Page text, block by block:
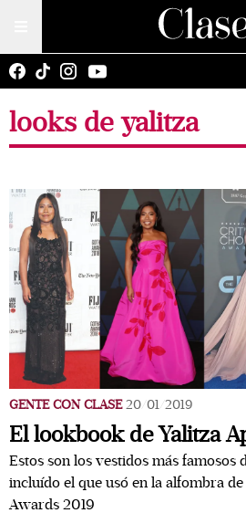
looks de yalitza
GENTE CON CLASE 20/01/2019
El lookbook de Yalitza
Estos son los vestidos más famosos
incluído el que usó en la alfombra
Awards 2019